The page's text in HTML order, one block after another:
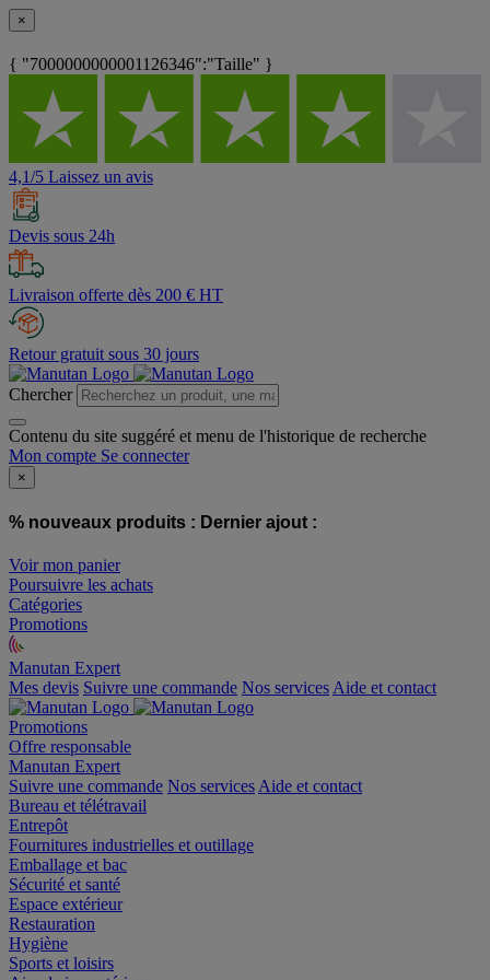
×
{ "7000000000001126346":"Taille" }
4,1/5 Laissez un avis
Devis sous 24h
Livraison offerte dès 200 € HT
Retour gratuit sous 30 jours
Chercher
Contenu du site suggéré et menu de l'historique de recherche
Mon compte Se connecter
×
% nouveaux produits : Dernier ajout :
Voir mon panier
Poursuivre les achats
Catégories
Promotions
Manutan Expert
offre reconditionnée
Mes devis Suivre une commande Nos services
Promotions
Offre responsable
Manutan Expert
Suivre une commande
Bureau et télétravail
Entrepôt
Fournitures industrielles et outillage
Emballage et bac
Sécurité et santé
Espace extérieur
Restauration
Hygiène